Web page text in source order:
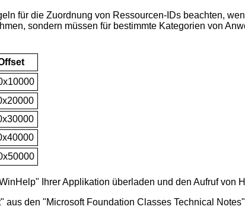
für die Zuordnung von Ressourcen-IDs beachten,
sondern müssen für bestimmte Kategorien von
Ihrer Applikation überladen und den Aufruf von
aus den "Microsoft Foundation Classes Technical